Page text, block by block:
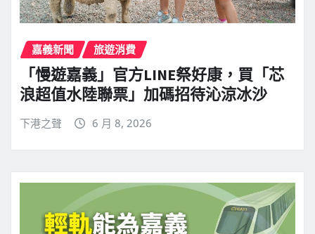
嘉義新聞 旅遊消費
「慢遊嘉義」官方LINE祭好康，買「芯
浪超值水陸聯票」加碼招待沁涼冰沙
下港之聲 6 月 8, 2026